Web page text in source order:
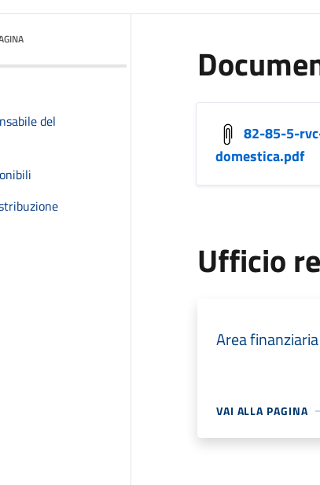
del
82-85-5-
domestica.pdf
Ufficio
Area finanziaria
VAI ALLA PAGINA